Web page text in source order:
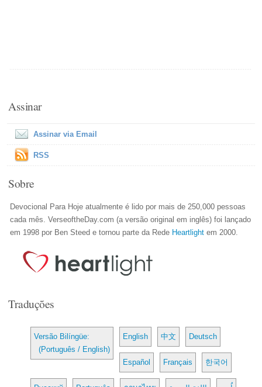
Assinar
Assinar via Email
RSS
Sobre
Devocional Para Hoje atualmente é lido por mais de 250,000 pessoas
cada mês. VerseoftheDay.com (a versão original em inglês) foi lançado
em 1998 por Ben Steed e tornou parte da Rede Heartlight em 2000.
Traduções
Versão Bilíngüe:
(Português / English)
English 中文 Deutsch
Español Français 한국어